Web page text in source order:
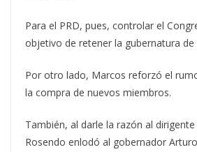
Para el PRD, pues, controlar el
objetivo de retener la gubernatura de
Por otro lado, Marcos reforzó el
la compra de nuevos miembros.
También, al darle la razón al dirigente
Rosendo enlodó al gobernador